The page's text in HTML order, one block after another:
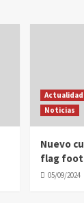
Actualidad
Noticias
Nuevo
flag
05/09/2024